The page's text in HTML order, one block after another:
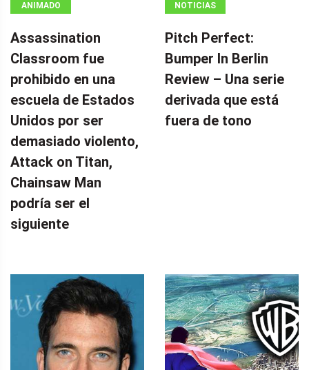
ANIMADO
Assassination
Classroom fue
prohibido en una
escuela de Estados
Unidos por ser
demasiado violento,
Attack on Titan,
Chainsaw Man
podría ser el
siguiente
NOTICIAS
Pitch Perfect:
Bumper In Berlin
Review – Una serie
derivada que está
fuera de tono